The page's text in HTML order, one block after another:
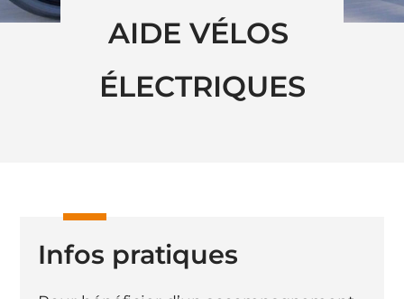
AIDE VÉLOS
ÉLECTRIQUES
Infos pratiques